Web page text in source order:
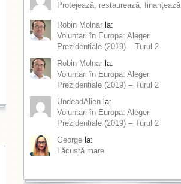
Protejează, restaurează, finanțează
Robin Molnar la:
Voluntari în Europa: Alegeri
Prezidențiale (2019) – Turul 2
Robin Molnar la:
Voluntari în Europa: Alegeri
Prezidențiale (2019) – Turul 2
UndeadAlien la:
Voluntari în Europa: Alegeri
Prezidențiale (2019) – Turul 2
George la:
Lăcustă mare